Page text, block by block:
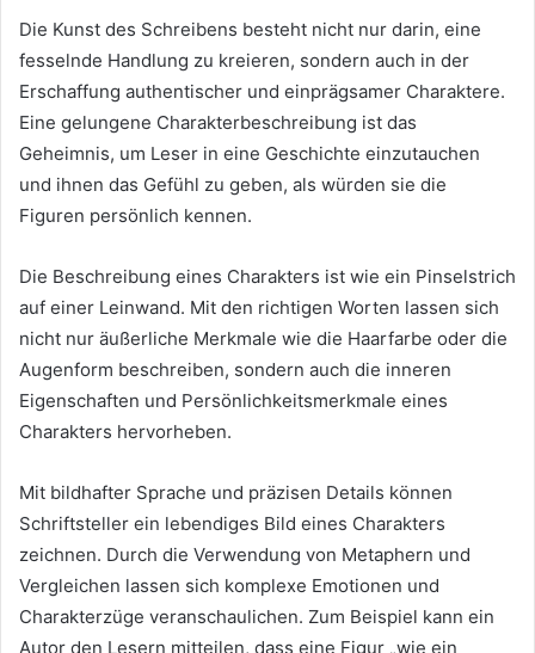
Die Kunst des Schreibens besteht nicht nur darin, eine
fesselnde Handlung zu kreieren, sondern auch in der
Erschaffung authentischer und einprägsamer Charaktere.
Eine gelungene Charakterbeschreibung ist das
Geheimnis, um Leser in eine Geschichte einzutauchen
und ihnen das Gefühl zu geben, als würden sie die
Figuren persönlich kennen.
Die Beschreibung eines Charakters ist wie ein Pinselstrich
auf einer Leinwand. Mit den richtigen Worten lassen sich
nicht nur äußerliche Merkmale wie die Haarfarbe oder die
Augenform beschreiben, sondern auch die inneren
Eigenschaften und Persönlichkeitsmerkmale eines
Charakters hervorheben.
Mit bildhafter Sprache und präzisen Details können
Schriftsteller ein lebendiges Bild eines Charakters
zeichnen. Durch die Verwendung von Metaphern und
Vergleichen lassen sich komplexe Emotionen und
Charakterzüge veranschaulichen. Zum Beispiel kann ein
Autor den Lesern mitteilen, dass eine Figur „wie ein